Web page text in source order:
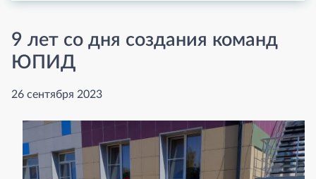
9 лет со дня создания команд
ЮПИД
26 сентября 2023